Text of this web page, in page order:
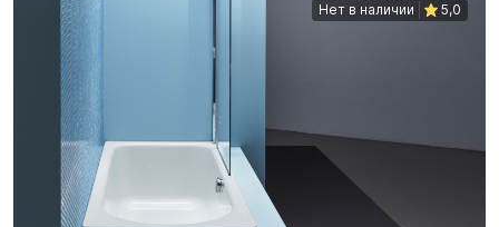
Нет в наличии 5,0